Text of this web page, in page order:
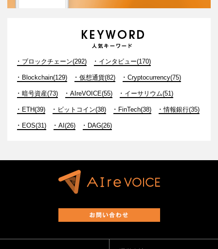
ブロックチェーン(292) インタビュー(170)
Blockchain(129) 仮想通貨(82) Cryptocurrency(75)
暗号資産(73) AIreVOICE(55) イーサリウム(51)
ETH(39) ビットコイン(38) FinTech(38) 情報銀行(35)
EOS(31) AI(26) DAG(26)